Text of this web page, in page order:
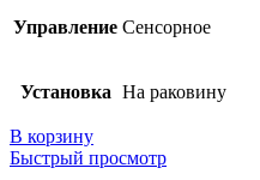
Управление Сенсорное
Установка На раковину
В корзину
Быстрый просмотр